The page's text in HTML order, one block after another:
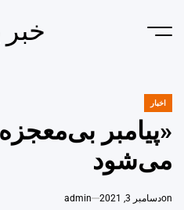
Menu
POSTED
اخبار
«پیامبر
می‌شود
onدسامبر 3, 2021 admin